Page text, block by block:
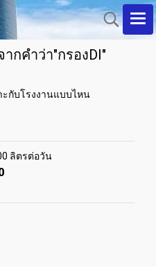
กคำว่า"กรองDI"
ะกับโรงงานแบบไหน
ลิตรต่อวัน